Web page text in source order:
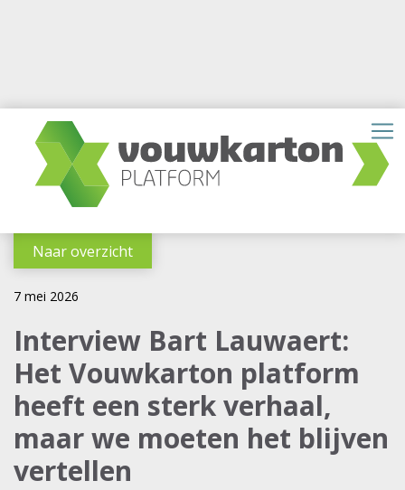
Naar overzicht
7 mei 2026
Interview Bart Lauwaert:
Het Vouwkarton platform
heeft een sterk verhaal,
maar we moeten het blijven
vertellen